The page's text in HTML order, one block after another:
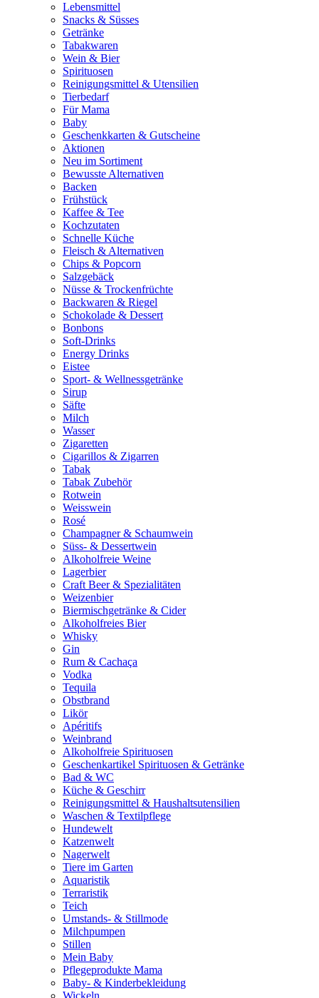
Lebensmittel
Snacks & Süsses
Getränke
Tabakwaren
Wein & Bier
Spirituosen
Reinigungsmittel & Utensilien
Tierbedarf
Für Mama
Baby
Geschenkkarten & Gutscheine
Aktionen
Neu im Sortiment
Bewusste Alternativen
Backen
Frühstück
Kaffee & Tee
Kochzutaten
Schnelle Küche
Fleisch & Alternativen
Chips & Popcorn
Salzgebäck
Nüsse & Trockenfrüchte
Backwaren & Riegel
Schokolade & Dessert
Bonbons
Soft-Drinks
Energy Drinks
Eistee
Sport- & Wellnessgetränke
Sirup
Säfte
Milch
Wasser
Zigaretten
Cigarillos & Zigarren
Tabak
Tabak Zubehör
Rotwein
Weisswein
Rosé
Champagner & Schaumwein
Süss- & Dessertwein
Alkoholfreie Weine
Lagerbier
Craft Beer & Spezialitäten
Weizenbier
Biermischgetränke & Cider
Alkoholfreies Bier
Whisky
Gin
Rum & Cachaça
Vodka
Tequila
Obstbrand
Likör
Apéritifs
Weinbrand
Alkoholfreie Spirituosen
Geschenkartikel Spirituosen & Getränke
Bad & WC
Küche & Geschirr
Reinigungsmittel & Haushaltsutensilien
Waschen & Textilpflege
Hundewelt
Katzenwelt
Nagerwelt
Tiere im Garten
Aquaristik
Terraristik
Teich
Umstands- & Stillmode
Milchpumpen
Stillen
Mein Baby
Pflegeprodukte Mama
Baby- & Kinderbekleidung
Wickeln